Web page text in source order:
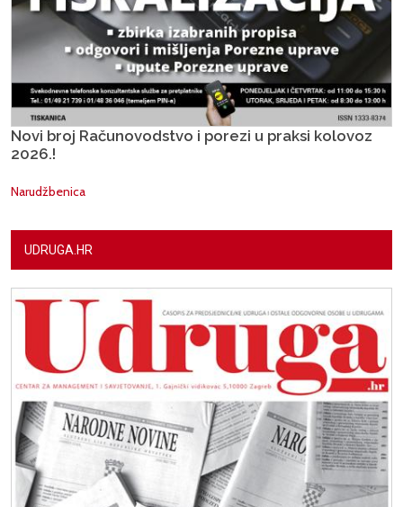
Novi broj Računovodstvo i porezi u praksi kolovoz
2026.!
Narudžbenica
UDRUGA.HR